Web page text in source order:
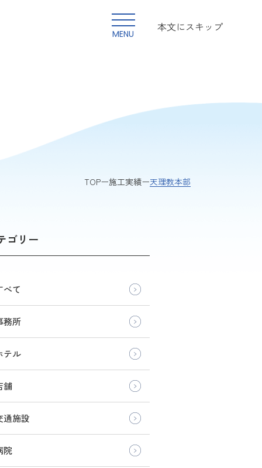
MENU
本文にスキップ
TOP 施工実績 天理教本部
ゴリー
べて
務所
テル
舗
通施設
院